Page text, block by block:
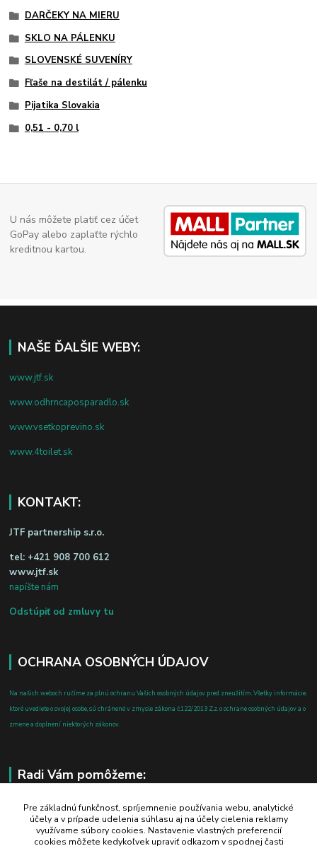
DARČEKY NA MIERU
SKLO NA PÁLENKU
SLOVENSKÉ SUVENÍRY
Fľaše na destilát / pálenku
Pijatika Slovakia
0,51 - 0,70 l
U nás môžete platiť cez účet
GoPay alebo zaplaťte rýchlo
kreditnou kartou.
NAŠE ĎALŠIE WEBY:
www.jtf.sk
www.odhrncaposparadlo.sk
www.vsetkoprevino.sk
www.4toilet.sk
KONTAKT:
JTF partnership s.r.o.
tel: +421 908 700 612
www.jtf.sk
napíšte nám
Odstúpiť od zmluvy tu
OCHRANA OSOBNÝCH ÚDAJOV
Na našich weboch ručíme za plnú ochranu Vašich osobných údajov pred zneužitím. Všetky informácie,
ktoré uvediete o svojej osobe, sú chránené v zmysle zákona č.122/2013 Z.z. o ochrane osobných údajov a o
zmene a doplnení niektorých zákonov.
Radi Vám pomôžeme:
+421 908 700 612
po-pia: 8.00 - 16.00
Pre základnú funkčnosť, spríjemnenie používania webu, analytické
účely a v prípade udelenia súhlasu aj na účely cielenia reklamy
využívame súbory cookies. Nastavenie vlastných preferencií
cookies môžete kedykoľvek upraviť odkazom v spodnej časti